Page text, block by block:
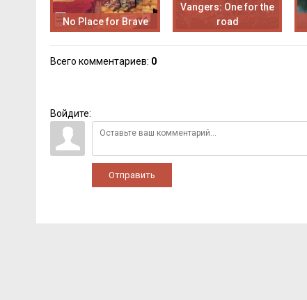
No Place for Brave
Vangers: One for the
road
Всего комментариев: 0
Войдите:
Отправить